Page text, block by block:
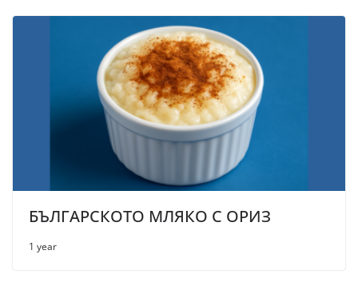
БЪЛГАРСКОТО МЛЯКО С ОРИЗ
1 year